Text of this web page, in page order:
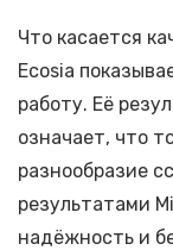
Что касается
Ecosia
работу. Её
означает, что
разнообразие
результатами
надёжность и